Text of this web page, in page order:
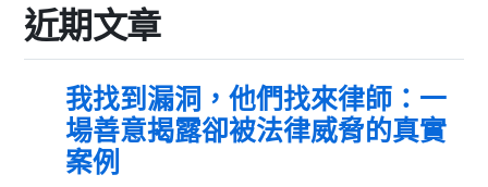
近期文章
我找到漏洞，他們找來律師：一
場善意揭露卻被法律威脅的真實
案例